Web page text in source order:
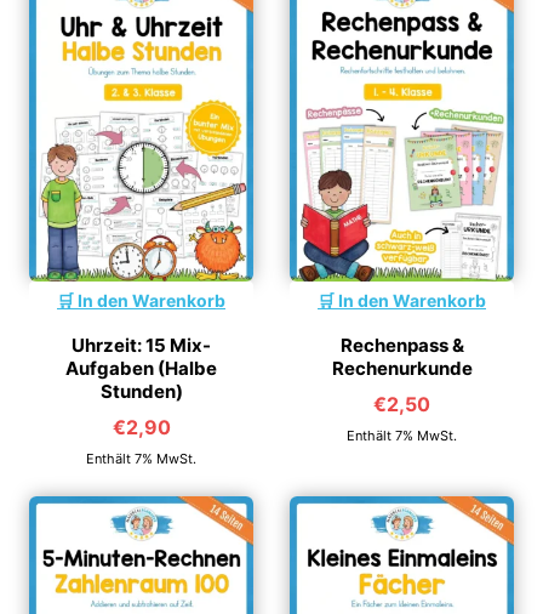
In den Warenkorb
Uhrzeit: 15 Mix-
Aufgaben (Halbe
Stunden)
€2,90
Enthält 7% MwSt.
In den Warenkorb
Rechenpass &
Rechenurkunde
€2,50
Enthält 7% MwSt.